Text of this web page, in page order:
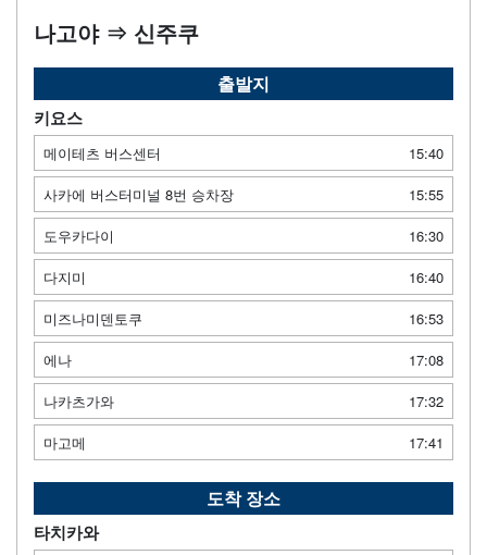
나고야 ⇒ 신주쿠
출발지
키요스
메이테츠 버스센터
15:40
사카에 버스터미널 8번 승차장
15:55
도우카다이
16:30
다지미
16:40
미즈나미덴토쿠
16:53
에나
17:08
나카츠가와
17:32
마고메
17:41
도착 장소
타치카와